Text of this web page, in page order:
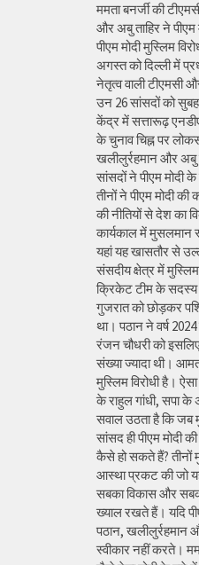
ममता बनर्जी की
और अबु ताहिर ने पीएम
पीएम मोदी मुस्लिम
अगस्त को दिल्ली में
नेतृत्व वाली टीएमसी
उन 26 सांसदों को
केंद्र में सत्तारूढ़
के चुनाव चिह्न पर
खलीलुर्रहमान और अबु
सांसदों ने पीएम मोदी
तीनों ने पीएम मोदी
की नीतियों से देश का
कार्यकाल में मुसलमान
यहां यह खासतौर से
संसदीय क्षेत्र में
क्रिकेट टीम के
गुजरात को छोड़कर
था। पठान ने वर्ष
रंजन चौधरी को
संख्या ज्यादा थी।
मुस्लिम विरोधी है।
के राहुल गांधी, सपा
सवाल उठता है कि जब
सांसद ही पीएम मोदी
कैसे हो सकते हैं? तीनों
आस्था प्रकट की जो यह
सबका विकास और
ख्याल रखते हैं। यदि
पठान, खलीलुर्रहमान
स्वीकार नहीं करते।